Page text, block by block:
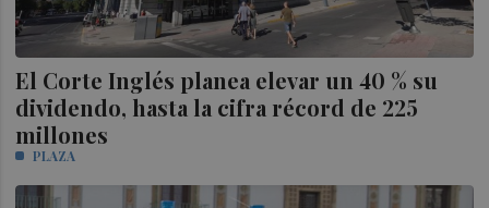
El Corte Inglés planea elevar un 40 % su
dividendo, hasta la cifra récord de 225
millones
PLAZA